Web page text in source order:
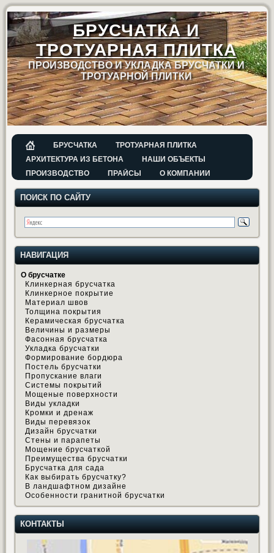
БРУСЧАТКА И
ТРОТУАРНАЯ ПЛИТКА
ПРОИЗВОДСТВО И УКЛАДКА БРУСЧАТКИ И
ТРОТУАРНОЙ ПЛИТКИ
БРУСЧАТКА
ТРОТУАРНАЯ ПЛИТКА
АРХИТЕКТУРА ИЗ БЕТОНА
НАШИ ОБЪЕКТЫ
ПРОИЗВОДСТВО
ПРАЙСЫ О КОМПАНИИ
ПОИСК ПО САЙТУ
НАВИГАЦИЯ
О брусчатке
Клинкерная брусчатка
Клинкерное покрытие
Материал швов
Толщина покрытия
Керамическая брусчатка
Величины и размеры
Фасонная брусчатка
Укладка брусчатки
Формирование бордюра
Постель брусчатки
Пропускание влаги
Системы покрытий
Мощеные поверхности
Виды укладки
Кромки и дренаж
Виды перевязок
Дизайн брусчатки
Стены и парапеты
Мощение брусчаткой
Преимущества брусчатки
Брусчатка для сада
Как выбирать брусчатку?
В ландшафтном дизайне
Особенности гранитной брусчатки
КОНТАКТЫ